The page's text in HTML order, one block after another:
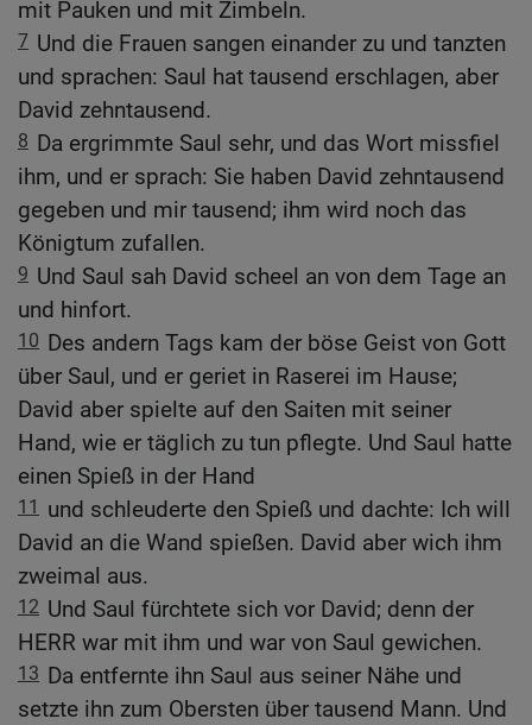
mit Pauken und mit Zimbeln.
7 Und die Frauen sangen einander zu und tanzten
und sprachen: Saul hat tausend erschlagen, aber
David zehntausend.
8 Da ergrimmte Saul sehr, und das Wort missfiel
ihm, und er sprach: Sie haben David zehntausend
gegeben und mir tausend; ihm wird noch das
Königtum zufallen.
9 Und Saul sah David scheel an von dem Tage an
und hinfort.
10 Des andern Tags kam der böse Geist von Gott
über Saul, und er geriet in Raserei im Hause;
David aber spielte auf den Saiten mit seiner
Hand, wie er täglich zu tun pflegte. Und Saul hatte
einen Spieß in der Hand
11
und schleuderte den Spieß und dachte: Ich will
David an die Wand spießen. David aber wich ihm
zweimal aus.
12 Und Saul fürchtete sich vor David; denn der
HERR war mit ihm und war von Saul gewichen.
13 Da entfernte ihn Saul aus seiner Nähe und
setzte ihn zum Obersten über tausend Mann. Und